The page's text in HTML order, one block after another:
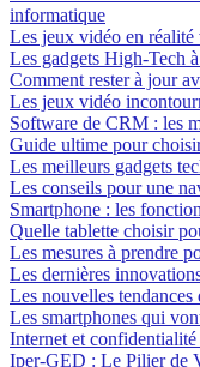
informatique
Les jeux vidéo en
Les gadgets High-Tech
Comment rester à jour
Les jeux vidéo
Software de CRM : les
Guide ultime pour
Les meilleurs gadgets
Les conseils pour une
Smartphone : les
Quelle tablette choisir
Les mesures à prendre
Les dernières
Les nouvelles
Les smartphones qui
Internet et
Iper-GED : Le Pilier de